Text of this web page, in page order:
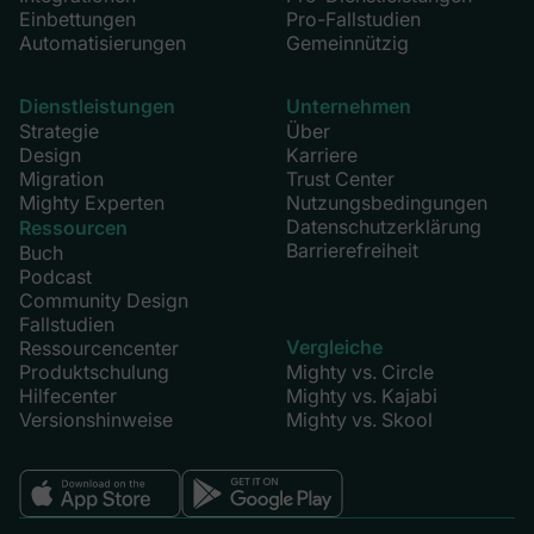
Einbettungen
Automatisierungen
Pro-Fallstudien
Gemeinnützig
Dienstleistungen
Strategie
Design
Migration
Mighty Experten
Ressourcen
Buch
Podcast
Community Design
Fallstudien
Ressourcencenter
Produktschulung
Hilfecenter
Versionshinweise
Unternehmen
Über
Karriere
Trust Center
Nutzungsbedingungen
Datenschutzerklärung
Barrierefreiheit
Vergleiche
Mighty vs. Circle
Mighty vs. Kajabi
Mighty vs. Skool